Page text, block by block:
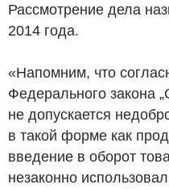
Рассмотрение дела
2014 года.
«Напомним, что
Федерального закона
не допускается
в такой форме как
введение в оборот
незаконно